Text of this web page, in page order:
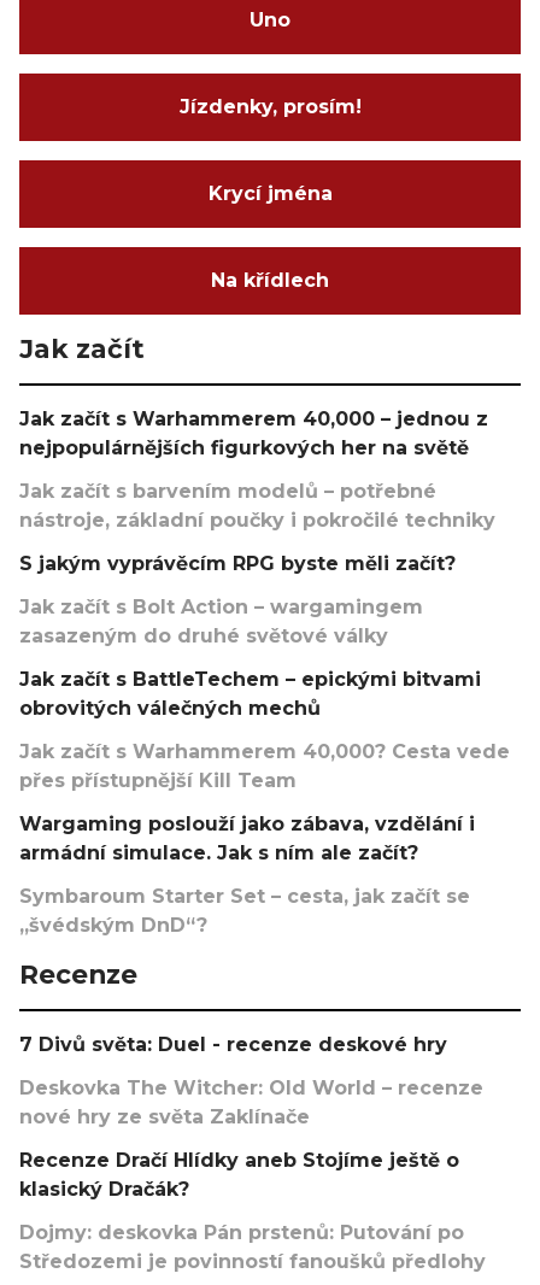
Uno
Jízdenky, prosím!
Krycí jména
Na křídlech
Jak začít
Jak začít s Warhammerem 40,000 – jednou z
nejpopulárnějších figurkových her na světě
Jak začít s barvením modelů – potřebné
nástroje, základní poučky i pokročilé techniky
S jakým vyprávěcím RPG byste měli začít?
Jak začít s Bolt Action – wargamingem
zasazeným do druhé světové války
Jak začít s BattleTechem – epickými bitvami
obrovitých válečných mechů
Jak začít s Warhammerem 40,000? Cesta vede
přes přístupnější Kill Team
Wargaming poslouží jako zábava, vzdělání i
armádní simulace. Jak s ním ale začít?
Symbaroum Starter Set – cesta, jak začít se
„švédským DnD“?
Recenze
7 Divů světa: Duel - recenze deskové hry
Deskovka The Witcher: Old World – recenze
nové hry ze světa Zaklínače
Recenze Dračí Hlídky aneb Stojíme ještě o
klasický Dračák?
Dojmy: deskovka Pán prstenů: Putování po
Středozemi je povinností fanoušků předlohy